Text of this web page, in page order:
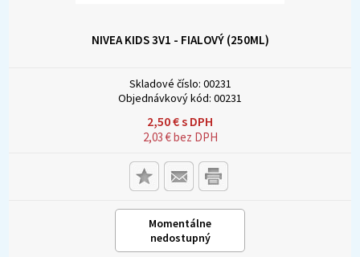
NIVEA KIDS 3V1 - FIALOVÝ (250ML)
Skladové číslo: 00231
Objednávkový kód: 00231
2,50€s DPH
2,03€bez DPH
Momentálne
nedostupný